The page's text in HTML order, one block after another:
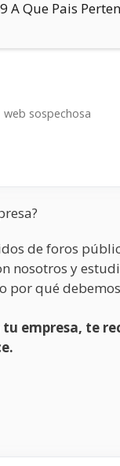
A Que Pais
web sospechosa
de foros
nosotros y
por qué
empresa, te